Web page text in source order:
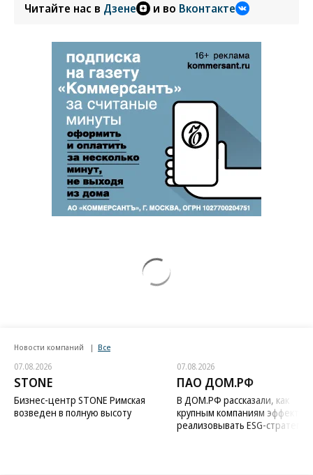
Читайте нас в Дзене и во Вконтакте
Новости компаний Все
07.08.2026
STONE
Бизнес-центр STONE Римская
возведен в полную высоту
07.08.2026
ПАО ДОМ.РФ
В ДОМ.РФ рассказали, как
крупным компаниям
реализовывать ESG-стратегию